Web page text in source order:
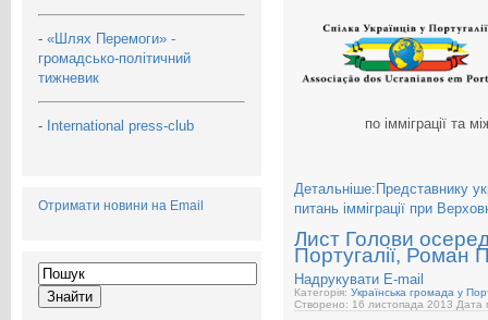
- «Шлях Перемоги» -
громадсько-політичний
тижневик
- International press-club
Отримати новини на Email
по імміграції та
Детальніше:Представнику
питань імміграції при
Лист Голови
Португалії, Роман
Надрукувати E-mail
Категорія: Українська громада у
Створено: 16 листопада 2013 Дата